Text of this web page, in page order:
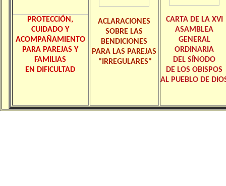
PROTECCIÓN,
CUIDADO Y
ACOMPAÑAMIENTO
PARA PAREJAS Y
FAMILIAS
EN DIFICULTAD
ACLARACIONES
SOBRE LAS
BENDICIONES
PARA LAS PAREJAS
"IRREGULARES"
CARTA DE LA XVI
ASAMBLEA
GENERAL
ORDINARIA
DEL SÍNODO
DE LOS OBISPOS
AL PUEBLO DE